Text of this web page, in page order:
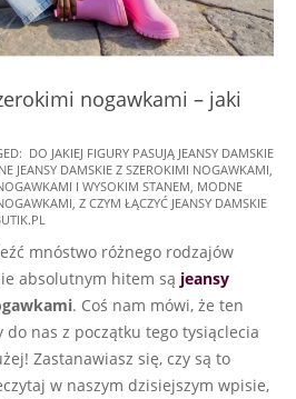
nogawkami – jaki
DO JAKIEJ FIGURY PASUJĄ JEANSY DAMSKIE
JEANSY DAMSKIE Z SZEROKIMI NOGAWKAMI
I WYSOKIM STANEM MODNE
Z CZYM ŁĄCZYĆ JEANSY DAMSKIE
mnóstwo różnego rodzajów
absolutnym hitem są jeansy
. Coś nam mówi, że ten
nas z początku tego tysiąclecia
Zastanawiasz się, czy są to
w naszym dzisiejszym wpisie,